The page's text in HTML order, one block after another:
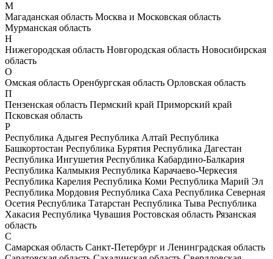
М
Магаданская область Москва и Московская область
Мурманская область
Н
Нижегородская область Новгородская область Новосибирская
область
О
Омская область Оренбургская область Орловская область
П
Пензенская область Пермский край Приморский край
Псковская область
Р
Республика Адыгея Республика Алтай Республика
Башкортостан Республика Бурятия Республика Дагестан
Республика Ингушетия Республика Кабардино-Балкария
Республика Калмыкия Республика Карачаево-Черкесия
Республика Карелия Республика Коми Республика Марий Эл
Республика Мордовия Республика Саха Республика Северная
Осетия Республика Татарстан Республика Тыва Республика
Хакасия Республика Чувашия Ростовская область Рязанская
область
С
Самарская область Санкт-Петербург и Ленинградская область